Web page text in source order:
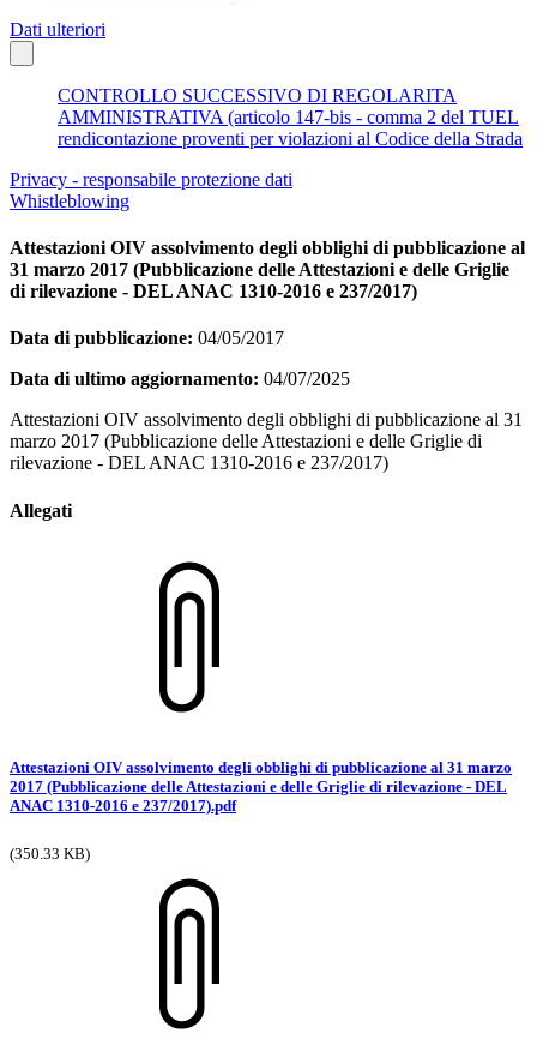
Dati ulteriori
CONTROLLO SUCCESSIVO DI REGOLARITA
AMMINISTRATIVA (articolo 147-bis - comma 2 del TUEL
rendicontazione proventi per violazioni al Codice della Strada
Privacy - responsabile protezione dati
Whistleblowing
Attestazioni OIV assolvimento degli obblighi di pubblicazione al
31 marzo 2017 (Pubblicazione delle Attestazioni e delle Griglie
di rilevazione - DEL ANAC 1310-2016 e 237/2017)
Data di pubblicazione: 04/05/2017
Data di ultimo aggiornamento: 04/07/2025
Attestazioni OIV assolvimento degli obblighi di pubblicazione al 31
marzo 2017 (Pubblicazione delle Attestazioni e delle Griglie di
rilevazione - DEL ANAC 1310-2016 e 237/2017)
Allegati
Attestazioni OIV assolvimento degli obblighi di pubblicazione al 31 marzo
2017 (Pubblicazione delle Attestazioni e delle Griglie di rilevazione - DEL
ANAC 1310-2016 e 237/2017).pdf
(350.33 KB)